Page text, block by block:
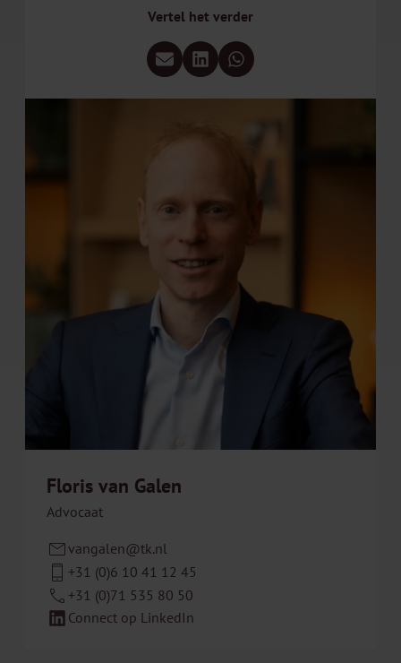
Vertel het verder
Deel via e-mail
Deel via LinkedIn
Deel via WhatsApp
Floris van Galen
Advocaat
vangalen@tk.nl
+31 (0)6 10 41 12 45
+31 (0)71 535 80 50
Connect op LinkedIn